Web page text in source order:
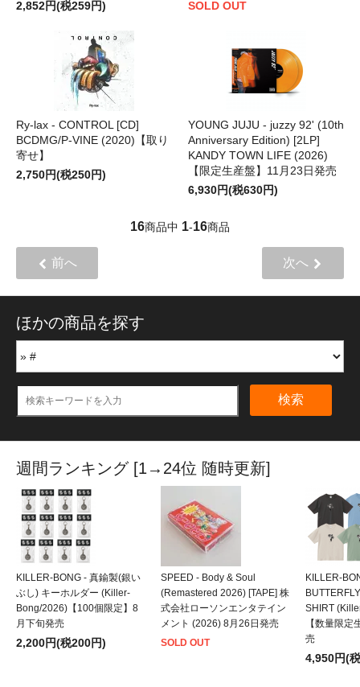
2,852円(税259円) SOLD OUT
Ry-lax - CONTROL [CD]
BCDMG/P-VINE (2020)【取り
寄せ】
2,750円(税250円)
YOUNG JUJU - juzzy 92' (10th
Anniversary Edition) [2LP]
KANDY TOWN LIFE (2026)
【限定生産盤】11月23日発売
6,930円(税630円)
16商品中 1-16商品
前へ 次へ
ほかの商品を探す
検索
週間ランキング [1→24位 随時更新]
KILLER-BONG - 真鍮製(銀い
ぶし) キーホルダー (Killer-
Bong/2026)【100個限定】8
月下旬発売
2,200円(税200円)
SPEED - Body & Soul
(Remastered 2026) [TAPE] 株
式会社ローソンエンタテイン
メント (2026) 8月26日発売
SOLD OUT
KILLER-
SHIRT
【数量限定
売
4,950円(